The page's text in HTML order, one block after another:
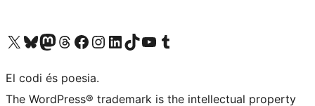
Visiteu el nostre compte X (abans Twitter)
Visiteu el nostre compte de Bluesky
Visiteu el nostre compte al Mastodon
Visiteu el nostre compte de Threads
Visiteu la nostra pàgina al Facebook
Visiteu el nostre compte d'Instagram
Visiteu el nostre compte de LinkedIn
Visiteu el nostre compte de TikTok
Visiteu el nostre canal al YouTube
Visiteu el nostre compte de Tumblr
El codi és poesia.
The WordPress® trademark is the intellectual property